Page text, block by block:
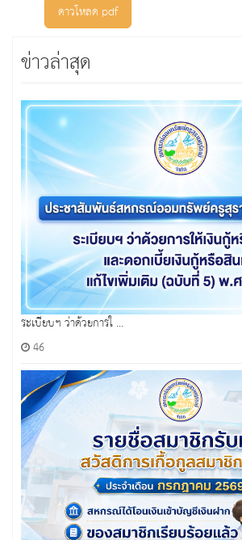
ดาวโหลด pdf
ข่าวล่าสุด
ระเบียบฯ ว่าด้วยการใ ...
46